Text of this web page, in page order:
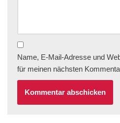
Name, E-Mail-Adresse und
für meinen nächsten